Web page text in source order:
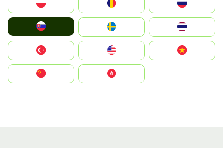
United States
中國香港特別行政區